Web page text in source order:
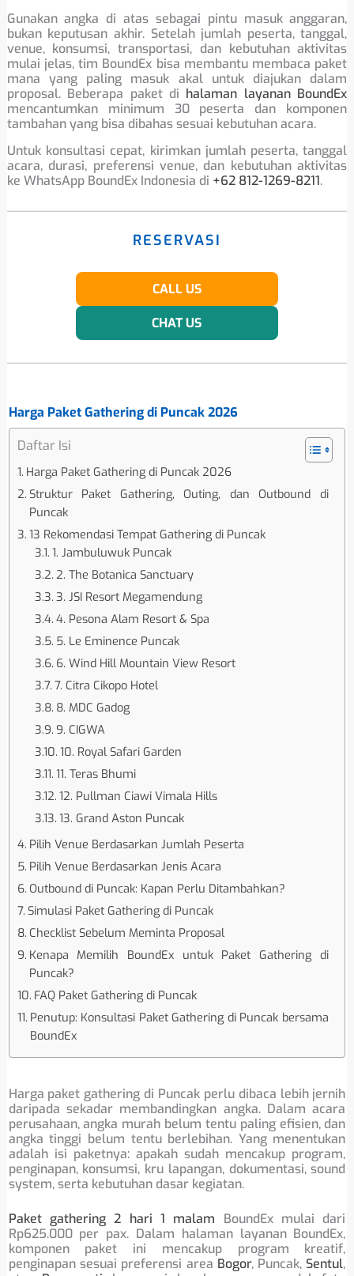
Gunakan angka di atas sebagai pintu masuk anggaran,
bukan keputusan akhir. Setelah jumlah peserta, tanggal,
venue, konsumsi, transportasi, dan kebutuhan aktivitas
mulai jelas, tim BoundEx bisa membantu membaca paket
mana yang paling masuk akal untuk diajukan dalam
proposal. Beberapa paket di halaman layanan BoundEx
mencantumkan minimum 30 peserta dan komponen
tambahan yang bisa dibahas sesuai kebutuhan acara.
Untuk konsultasi cepat, kirimkan jumlah peserta, tanggal
acara, durasi, preferensi venue, dan kebutuhan aktivitas
ke WhatsApp BoundEx Indonesia di +62 812-1269-8211.
RESERVASI
CALL US
CHAT US
Harga Paket Gathering di Puncak 2026
Daftar Isi
Harga Paket Gathering di Puncak 2026
Struktur Paket Gathering, Outing, dan Outbound di
Puncak
13 Rekomendasi Tempat Gathering di Puncak
1. Jambuluwuk Puncak
2. The Botanica Sanctuary
3. JSI Resort Megamendung
4. Pesona Alam Resort & Spa
5. Le Eminence Puncak
6. Wind Hill Mountain View Resort
7. Citra Cikopo Hotel
8. MDC Gadog
9. CIGWA
10. Royal Safari Garden
11. Teras Bhumi
12. Pullman Ciawi Vimala Hills
13. Grand Aston Puncak
Pilih Venue Berdasarkan Jumlah Peserta
Pilih Venue Berdasarkan Jenis Acara
Outbound di Puncak: Kapan Perlu Ditambahkan?
Simulasi Paket Gathering di Puncak
Checklist Sebelum Meminta Proposal
Kenapa Memilih BoundEx untuk Paket Gathering di
Puncak?
FAQ Paket Gathering di Puncak
Penutup: Konsultasi Paket Gathering di Puncak bersama
BoundEx
Harga paket gathering di Puncak perlu dibaca lebih jernih
daripada sekadar membandingkan angka. Dalam acara
perusahaan, angka murah belum tentu paling efisien, dan
angka tinggi belum tentu berlebihan. Yang menentukan
adalah isi paketnya: apakah sudah mencakup program,
penginapan, konsumsi, kru lapangan, dokumentasi, sound
system, serta kebutuhan dasar kegiatan.
Paket gathering 2 hari 1 malam BoundEx mulai dari
Rp625.000 per pax. Dalam halaman layanan BoundEx,
komponen paket ini mencakup program kreatif,
penginapan sesuai preferensi area Bogor, Puncak, Sentul,